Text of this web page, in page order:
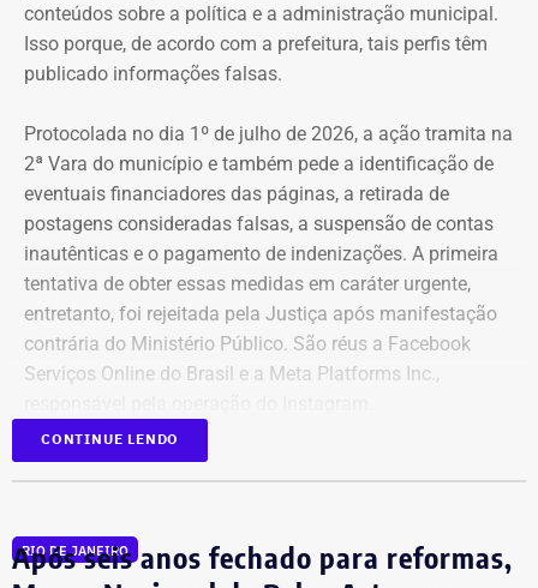
Na disputa de 2014, quando concorreu e foi eleito
conteúdos sobre a política e a administração municipal.
Isso porque, de acordo com a prefeitura, tais perfis têm
publicado informações falsas.
Protocolada no dia 1º de julho de 2026, a ação tramita na
2ª Vara do município e também pede a identificação de
eventuais financiadores das páginas, a retirada de
postagens consideradas falsas, a suspensão de contas
inautênticas e o pagamento de indenizações. A primeira
tentativa de obter essas medidas em caráter urgente,
entretanto, foi rejeitada pela Justiça após manifestação
contrária do Ministério Público. São réus a Facebook
Serviços Online do Brasil e a Meta Platforms Inc.,
Os administradores dos perfis não foram incluídos no
tem como alvo informações relacionadas a nove contas.
São elas: @buziosinformacoes;
CONTINUE LENDO
RIO DE JANEIRO
Após seis anos fechado para reformas,